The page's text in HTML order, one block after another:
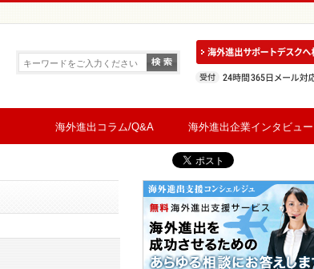
海外進出コラム/Q&A 海外進出企業インタビュー